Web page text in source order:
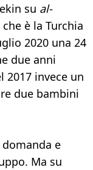
su al-
è la Turchia
2020 una 24
due anni
2017 invece un
due bambini
e
Ma su